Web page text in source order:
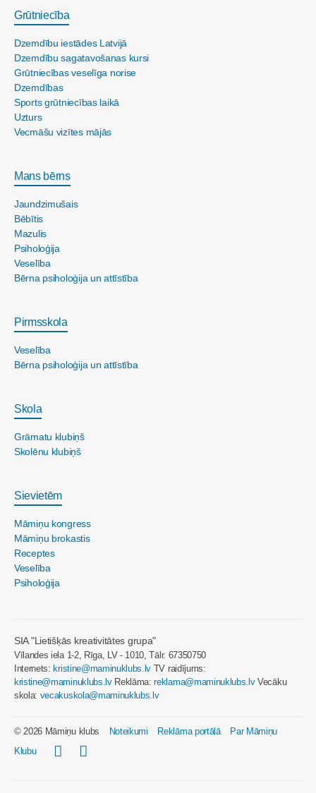
Grūtniecība
Dzemdību iestādes Latvijā
Dzemdību sagatavošanas kursi
Grūtniecības veselīga norise
Dzemdības
Sports grūtniecības laikā
Uzturs
Vecmāšu vizītes mājās
Mans bērns
Jaundzimušais
Bēbītis
Mazulis
Psiholoģija
Veselība
Bērna psiholoģija un attīstība
Pirmsskola
Veselība
Bērna psiholoģija un attīstība
Skola
Grāmatu klubiņš
Skolēnu klubiņš
Sievietēm
Māmiņu kongress
Māmiņu brokastis
Receptes
Veselība
Psiholoģija
SIA "Lietišķās kreativitātes grupa"
Vīlandes iela 1-2, Rīga, LV - 1010, Tālr. 67350750
Internets:kristine@maminuklubs.lv TV raidījums:
kristine@maminuklubs.lvReklāma:reklama@maminuklubs.lvVecāku
skola: vecakuskola@maminuklubs.lv
© 2026 Māmiņu klubs Noteikumi Reklāma portālā
Par Māmiņu
Klubu